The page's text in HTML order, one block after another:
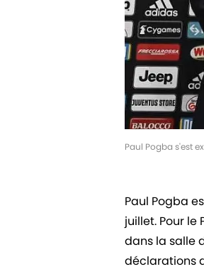
Paul Pogba s'est
Paul Pogba
juillet. Pour
dans la salle
déclarations